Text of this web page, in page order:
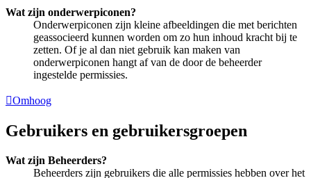
Wat zijn onderwerpiconen?
Onderwerpiconen zijn kleine afbeeldingen die met berichten
geassocieerd kunnen worden om zo hun inhoud kracht bij te
zetten. Of je al dan niet gebruik kan maken van
onderwerpiconen hangt af van de door de beheerder
ingestelde permissies.
Omhoog
Gebruikers en gebruikersgroepen
Wat zijn Beheerders?
Beheerders zijn gebruikers die alle permissies hebben over het